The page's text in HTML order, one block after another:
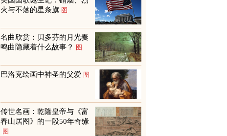
火与不落的星条旗 图
名曲欣赏：贝多芬的月光奏
鸣曲隐藏着什么故事？
图
巴洛克绘画中神圣的父爱 图
传世名画：乾隆皇帝与《富
春山居图》的一段50年奇缘
图